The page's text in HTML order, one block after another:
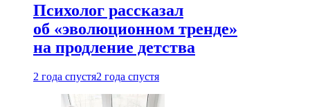
Психолог рассказал
об «эволюционном тренде»
на продление детства
2 года спустя2 года спустя